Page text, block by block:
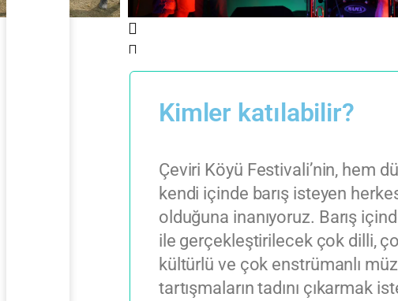
Kimler katılabilir?
Çeviri Köyü Festivali’nin, hem
kendi içinde barış isteyen
olduğuna inanıyoruz. Barış
ile gerçekleştirilecek çok dilli,
kültürlü ve çok enstrümanlı
tartışmaların tadını çıkarmak